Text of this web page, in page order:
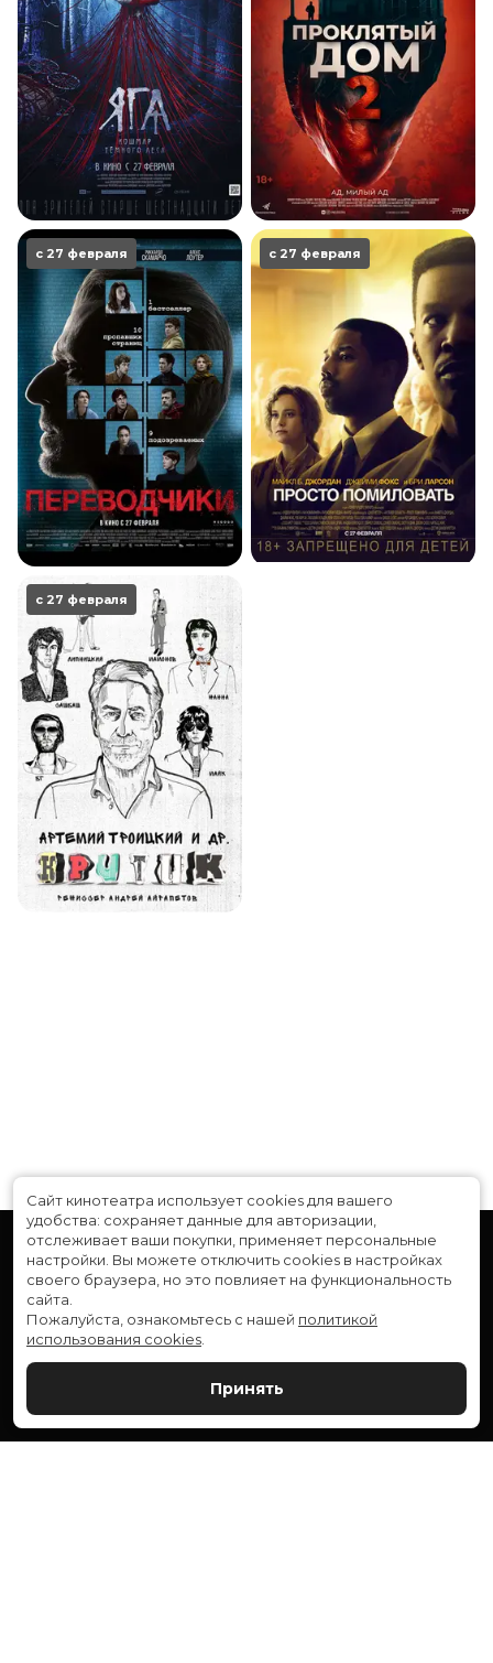
с 27 февраля с 27 февраля
с 27 февраля
Расписание
Скоро в кино
Служба поддержки
Сайт кинотеатра использует cookies для вашего
удобства: сохраняет данные для авторизации,
отслеживает ваши покупки, применяет персональные
настройки. Вы можете отключить cookies в настройках
своего браузера, но это повлияет на функциональность
сайта.
Пожалуйста, ознакомьтесь с нашей политикой
использования cookies
Принять